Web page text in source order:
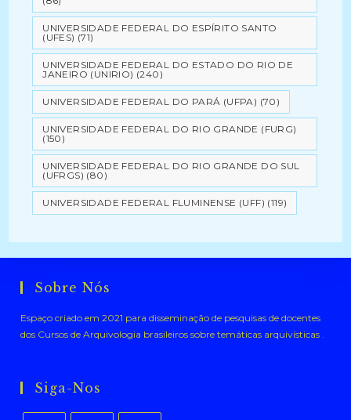
UNIVERSIDADE FEDERAL DO ESPÍRITO SANTO
(UFES) (71)
UNIVERSIDADE FEDERAL DO ESTADO DO RIO DE
JANEIRO (UNIRIO) (240)
UNIVERSIDADE FEDERAL DO PARÁ (UFPA) (70)
UNIVERSIDADE FEDERAL DO RIO GRANDE (FURG)
(150)
UNIVERSIDADE FEDERAL DO RIO GRANDE DO SUL
(UFRGS) (80)
UNIVERSIDADE FEDERAL FLUMINENSE (UFF) (119)
Sobre Nós
Espaço criado em 2021 para disseminação de pesquisas de docentes
dos Cursos de Arquivologia brasileiros sobre temáticas arquivísticas .
Siga-Nos